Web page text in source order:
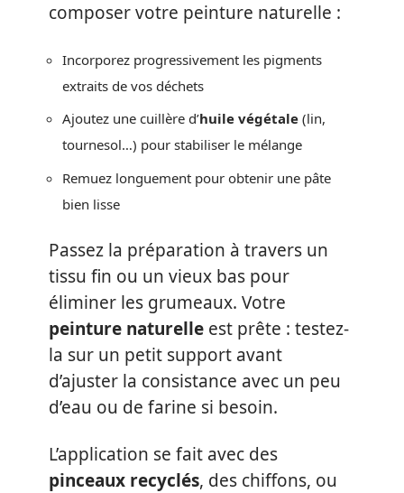
composer votre peinture naturelle :
Incorporez progressivement les pigments
extraits de vos déchets
Ajoutez une cuillère d’huile végétale (lin,
tournesol…) pour stabiliser le mélange
Remuez longuement pour obtenir une pâte
bien lisse
Passez la préparation à travers un
tissu fin ou un vieux bas pour
éliminer les grumeaux. Votre
peinture naturelle est prête : testez-
la sur un petit support avant
d’ajuster la consistance avec un peu
d’eau ou de farine si besoin.
L’application se fait avec des
pinceaux recyclés, des chiffons, ou